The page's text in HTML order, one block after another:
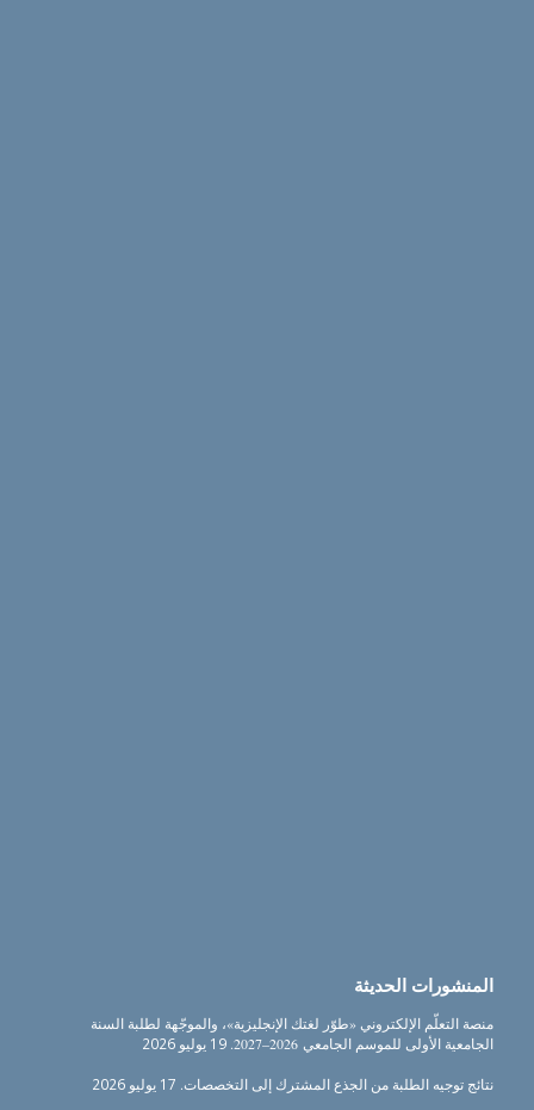
المنشورات الحديثة
منصة التعلّم الإلكتروني «طوّر لغتك الإنجليزية»، والموجّهة لطلبة السنة
الجامعية الأولى للموسم الجامعي 2026–2027.
19 يوليو 2026
نتائج توجيه الطلبة من الجذع المشترك إلى التخصصات. 17 يوليو 2026